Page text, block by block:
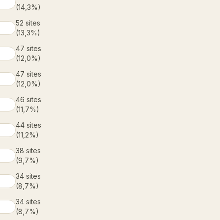
(14,3%)
52 sites
(13,3%)
47 sites
(12,0%)
47 sites
(12,0%)
46 sites
(11,7%)
44 sites
(11,2%)
38 sites
(9,7%)
34 sites
(8,7%)
34 sites
(8,7%)